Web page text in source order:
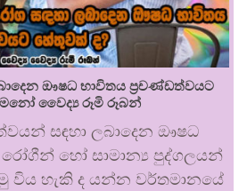
ඖෂධ භාවිතය ප්‍රචණ්ඩත්වයට
මනෝ වෛද්‍ය රූමි රූබන්
සඳහා ලබාදෙන ඖෂධ
හෝ සාමාන්‍ය පුද්ගලයන්
විය හැකි ද යන්න වර්තමානයේ